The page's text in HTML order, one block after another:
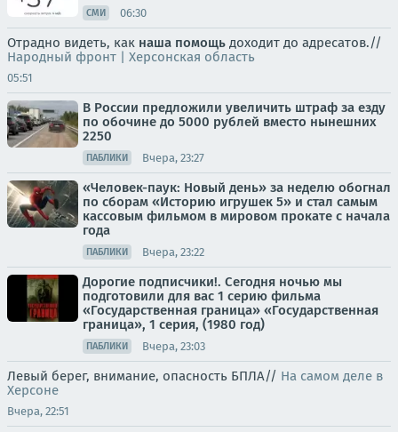
СМИ 06:30
Отрадно видеть, как наша помощь доходит до адресатов.//
Народный фронт | Херсонская область
05:51
В России предложили увеличить штраф за езду
по обочине до 5000 рублей вместо нынешних
2250
ПАБЛИКИ Вчера, 23:27
«Человек-паук: Новый день» за неделю обогнал
по сборам «Историю игрушек 5» и стал самым
кассовым фильмом в мировом прокате с начала
года
ПАБЛИКИ Вчера, 23:22
Дорогие подписчики!. Сегодня ночью мы
подготовили для вас 1 серию фильма
«Государственная граница» «Государственная
граница», 1 серия, (1980 год)
ПАБЛИКИ Вчера, 23:03
Левый берег, внимание, опасность БПЛА// На самом деле в
Херсоне
Вчера, 22:51